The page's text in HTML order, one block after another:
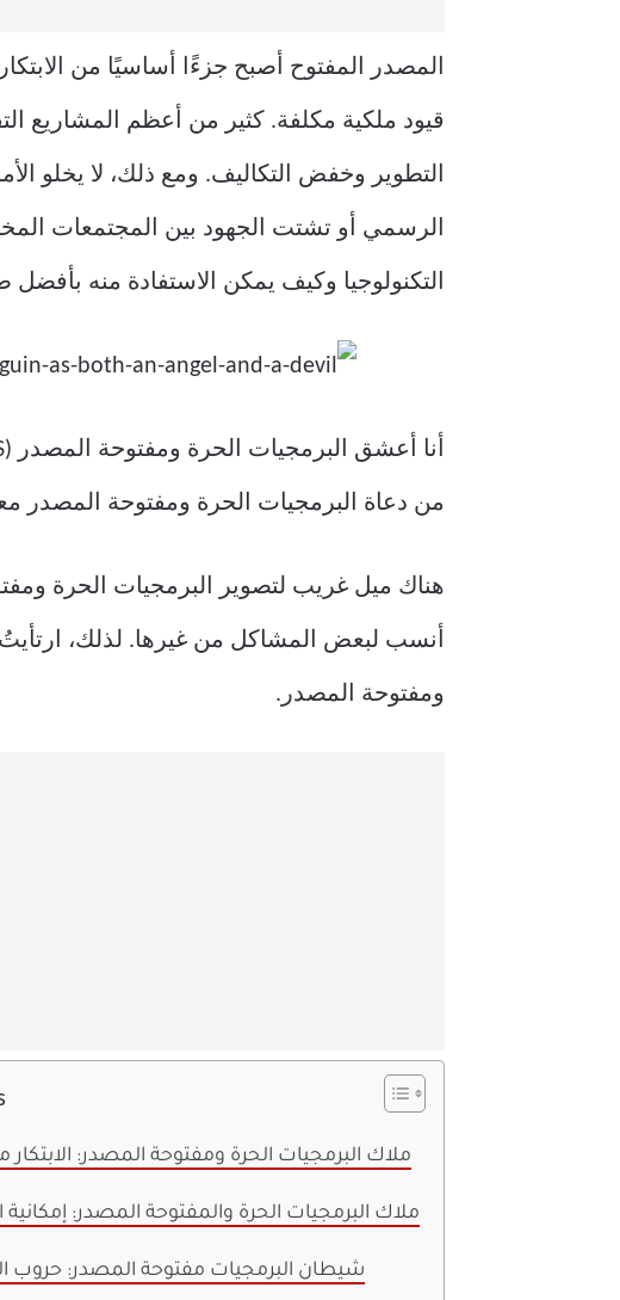
المصدر المفتوح أصبح جزءًا أساسيًا من
قيود ملكية مكلفة. كثير من أعظم المشاريع
التطوير وخفض التكاليف. ومع ذلك، لا يخلو
الرسمي أو تشتت الجهود بين المجتمعات
التكنولوجيا وكيف يمكن الاستفادة منه
من دعاة البرمجيات الحرة ومفتوحة المصدر
هناك ميل غريب لتصوير البرمجيات الحرة
أنسب لبعض المشاكل من غيرها. لذلك،
ومفتوحة المصدر.
ملاك البرمجيات الحرة ومفتوحة المصدر: الابتكار
ملاك البرمجيات الحرة والمفتوحة المصدر: إمكانية
شيطان البرمجيات مفتوحة المصدر: حروب